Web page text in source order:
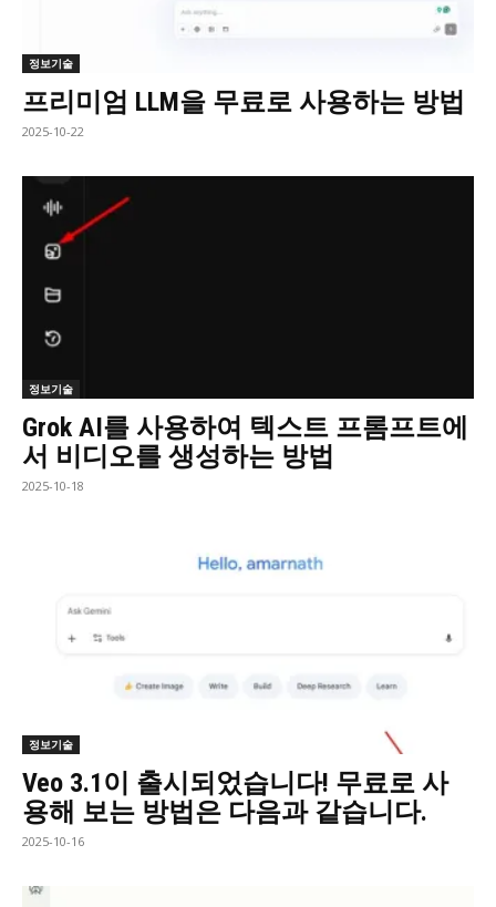
정보기술
프리미엄 LLM을 무료로 사용하는 방법
2025-10-22
정보기술
Grok AI를 사용하여 텍스트 프롬프트에
서 비디오를 생성하는 방법
2025-10-18
정보기술
Veo 3.1이 출시되었습니다! 무료로 사
용해 보는 방법은 다음과 같습니다.
2025-10-16